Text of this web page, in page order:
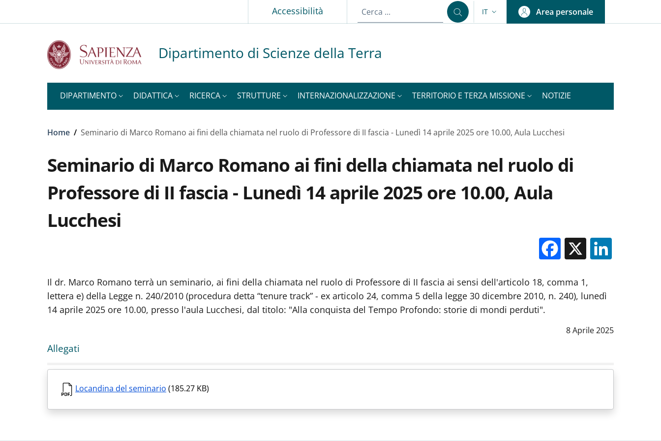
Accessibilità SELETTORE LINGUA: CURRENT LANGUAGE
IT Area personale
Dipartimento di Scienze della Terra
DIPARTIMENTO DIDATTICA RICERCA STRUTTURE INTERNAZIONALIZZAZIONE TERRITORIO E TERZA MISSIONE NOTIZIE
Briciole di pane
Home / Seminario di Marco Romano ai fini della chiamata nel ruolo di Professore di II fascia - Lunedì 14 aprile 2025 ore 10.00, Aula Lucchesi
Seminario di Marco Romano ai fini della chiamata nel ruolo di
Professore di II fascia - Lunedì 14 aprile 2025 ore 10.00, Aula
Lucchesi
Facebook
X
Il dr. Marco Romano terrà un seminario, ai fini della chiamata nel ruolo di Professore di II fascia ai sensi dell'articolo 18, comma 1,
lettera e) della Legge n. 240/2010 (procedura detta “tenure track” - ex articolo 24, comma 5 della legge 30 dicembre 2010, n. 240), lunedì
14 aprile 2025 ore 10.00, presso l'aula Lucchesi, dal titolo: "Alla conquista del Tempo Profondo: storie di mondi perduti".
Data notizia
8 Aprile 2025
Allegati
Locandina del seminario (185.27 KB)